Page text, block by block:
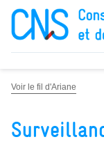
Panneau de gestion
Voir le fil d'Ariane